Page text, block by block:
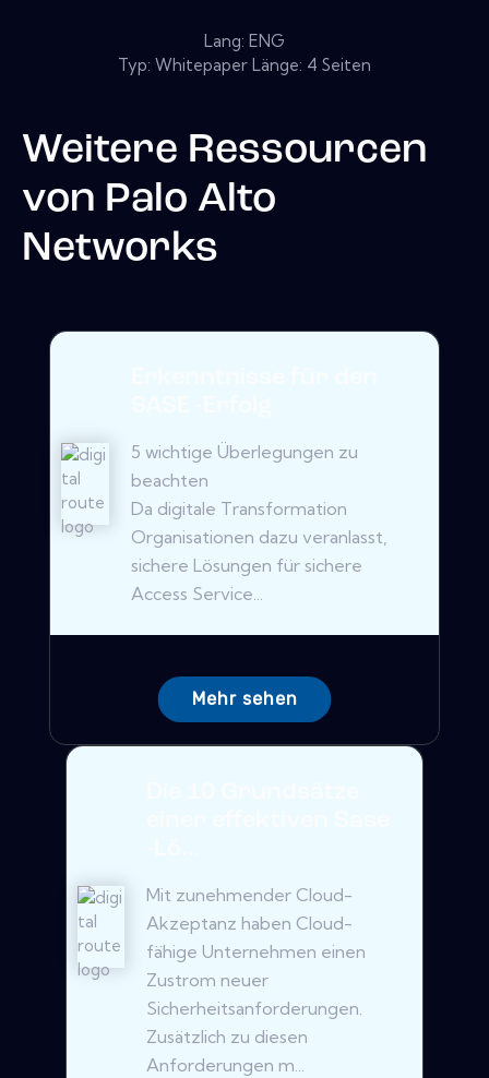
Lang: ENG
Typ: Whitepaper Länge: 4 Seiten
Weitere Ressourcen
von Palo Alto
Networks
5 wichtige Überlegungen zu
beachten
Da digitale Transformation
Organisationen dazu veranlasst,
sichere Lösungen für sichere
Access Service...
Mehr sehen
Mit zunehmender Cloud-
Akzeptanz haben Cloud-
fähige Unternehmen einen
Zustrom neuer
Sicherheitsanforderungen.
Zusätzlich zu diesen
Anforderungen m...